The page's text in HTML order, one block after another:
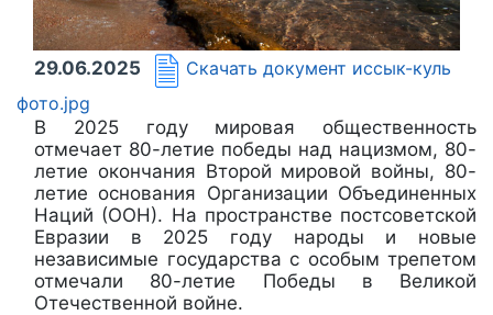
29.06.2025 Скачать документ иссык-куль
фото.jpg
В 2025 году мировая общественность
отмечает 80-летие победы над нацизмом, 80-
летие окончания Второй мировой войны, 80-
летие основания Организации Объединенных
Наций (ООН). На пространстве постсоветской
Евразии в 2025 году народы и новые
независимые государства с особым трепетом
отмечали 80-летие Победы в Великой
Отечественной войне.